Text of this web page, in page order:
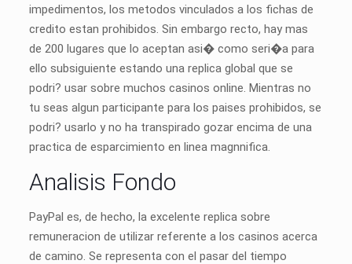
impedimentos, los metodos vinculados a los fichas de
credito estan prohibidos. Sin embargo recto, hay mas
de 200 lugares que lo aceptan asi� como seri�a para
ello subsiguiente estando una replica global que se
podri? usar sobre muchos casinos online. Mientras no
tu seas algun participante para los paises prohibidos, se
podri? usarlo y no ha transpirado gozar encima de una
practica de esparcimiento en linea magnnifica.
Analisis Fondo
PayPal es, de hecho, la excelente replica sobre
remuneracion de utilizar referente a los casinos acerca
de camino. Se representa con el pasar del tiempo